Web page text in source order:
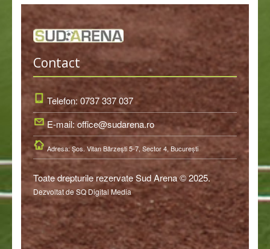
Contact
Telefon: 0737 337 037
E-mail: office@sudarena.ro
Adresa: Şos. Vitan Bârzeşti 5-7, Sector 4, Bucureşti
Toate drepturile rezervate Sud Arena © 2025.
Dezvoltat de SQ Digital Media